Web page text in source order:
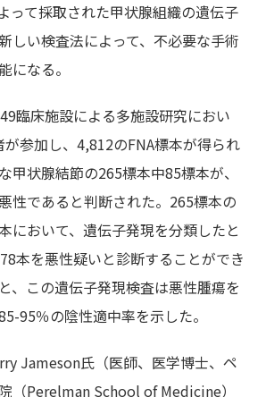
って採取された甲状腺組織の遺伝子
しい検査法によって、不必要な手術
になる。
臨床施設による多施設研究におい
参加し、4,812のFNA標本が得られ
甲状腺結節の265標本中85標本が、
性であると判断された。265標本の
において、遺伝子発現を分類したと
本を悪性疑いと診断することができ
、この遺伝子発現検査は悪性腫瘍を
95％の陰性適中率を示した。
Jameson氏（医師、医学博士、ペ
（Perelman School of Medicine）